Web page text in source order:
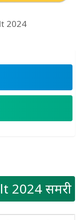
2024
2024 समरी